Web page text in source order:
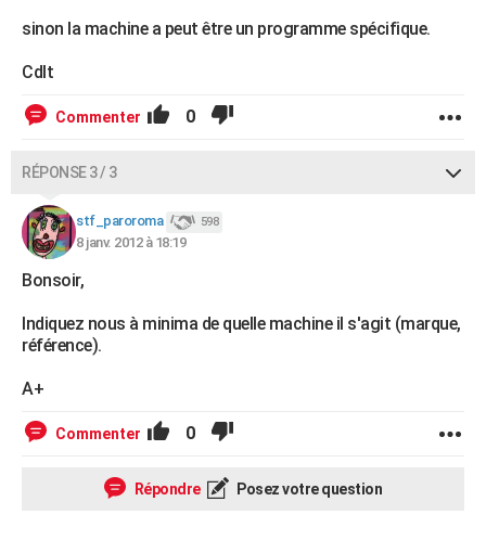
sinon la machine a peut être un programme spécifique.
Cdlt
Commenter 0
RÉPONSE 3 / 3
stf_paroroma 598
8 janv. 2012 à 18:19
Bonsoir,
Indiquez nous à minima de quelle machine il s'agit (marque,
référence).
A+
Commenter 0
Répondre Posez votre question